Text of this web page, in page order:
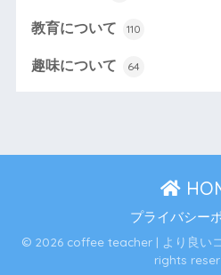
教育について 110
趣味について 64
プライバシー
© 2026 coffee teacher | より良い
rights